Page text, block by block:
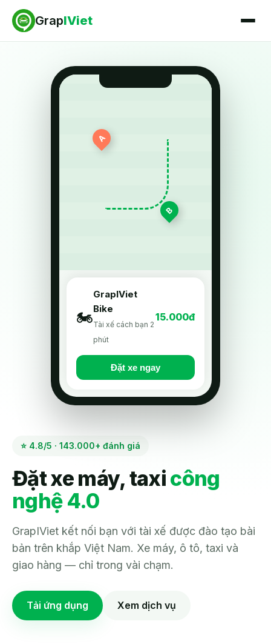
GrapIViet
⭐ 4.8/5 · 143.000+ đánh giá
Đặt xe máy, taxicông
nghệ 4.0
GrapIViet kết nối bạn với tài xế được đào tạo bài
bản trên khắp Việt Nam. Xe máy, ô tô, taxi và
giao hàng — chỉ trong vài chạm.
Tải ứng dụng Xem dịch vụ
A
B
🏍️
GrapIViet
Bike
Tài xế cách bạn 2
phút
15.000đ
Đặt xe ngay